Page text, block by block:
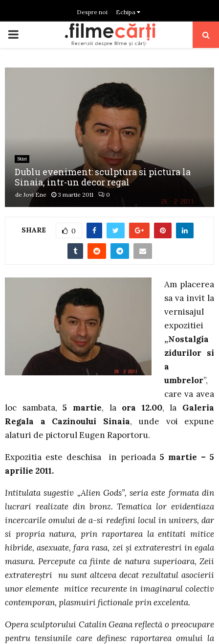
Despre noi Echipa
PRIMARY
Stiri
Dublu eveniment: sculptura si pictura la
Sinaia, intr-un decor regal
deJovi Ene 3 martie 2011 0
SHARE 0
Am placerea
sa va invit la
vernisajul
expozitiei
„Nostalgia
zidurilor si
a
umbrelor”,
care va avea
loc sambata,5 martie, la ora 12.00, la Galeria
Regala a Cazinoului Sinaia, unde voi expune
alaturi de pictorul Eugen Raportoru.
Expozitia este deschisa in perioada 5 martie – 5
aprilie 2011.
Intitulata sugestiv „Alien Gods”, seria este formata din
lucrari realizate din bronz. Tematica lor evidentiaza
incercarile omului de a-si redefini locul in univers, dar
si propria natura, prin raportarea la entitati mitice
hibride, asexuate, fara rasa, zei şi extraterestri in egala
masura. Percepute ca fiinte de natura superioara, Zeii
extratereştri nu sunt altceva decat rezultatul asocierii
unor elemente mitice recurente in imaginarul colectiv
contemporan, plasmuiri fictionale prin excelenta.
Opera sculptorului Catalin Geana reflectă o preocupare
pentru tensiunile care definesc raportarea omului la